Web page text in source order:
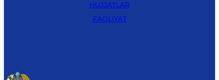
HUJJATLAR
FAOLIYAT